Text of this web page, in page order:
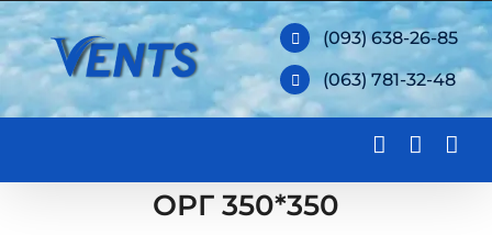
Skip
to
content
(093) 638-26-85
(063) 781-32-48
ОРГ 350*350